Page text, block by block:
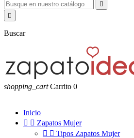


Buscar
shopping_cart Carrito 0
Inicio
  Zapatos Mujer
  Tipos Zapatos Mujer